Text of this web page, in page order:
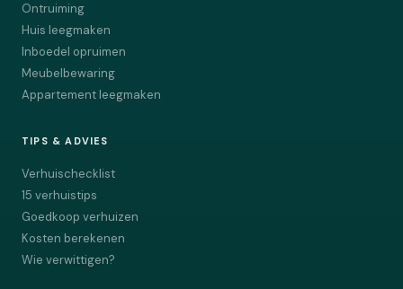
Ontruiming
Huis leegmaken
Inboedel opruimen
Meubelbewaring
Appartement leegmaken
TIPS & ADVIES
Verhuischecklist
15 verhuistips
Goedkoop verhuizen
Kosten berekenen
Wie verwittigen?